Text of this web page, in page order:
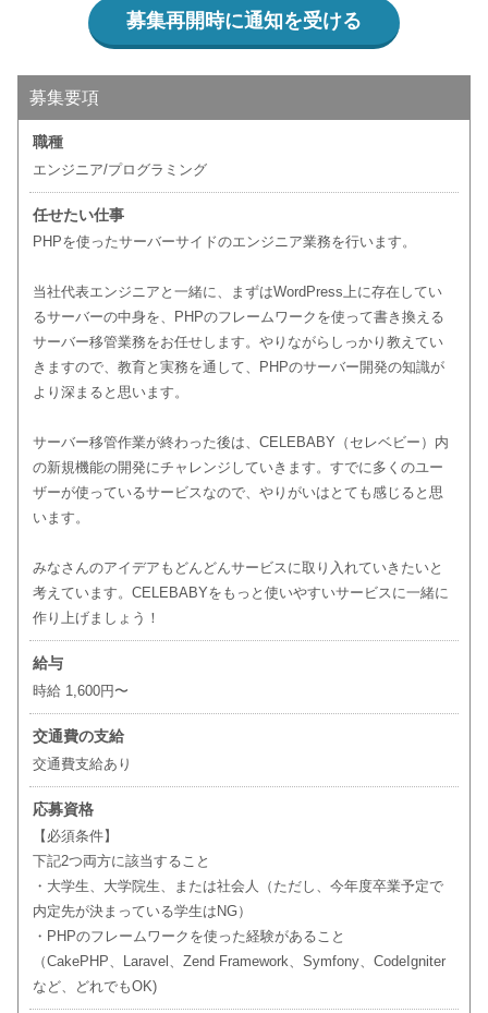
募集再開時に通知を受ける
募集要項
職種
エンジニア/プログラミング
任せたい仕事
PHPを使ったサーバーサイドのエンジニア業務を行います。
当社代表エンジニアと一緒に、まずはWordPress上に存在してい
るサーバーの中身を、PHPのフレームワークを使って書き換える
サーバー移管業務をお任せします。やりながらしっかり教えてい
きますので、教育と実務を通して、PHPのサーバー開発の知識が
より深まると思います。
サーバー移管作業が終わった後は、CELEBABY（セレベビー）内
の新規機能の開発にチャレンジしていきます。すでに多くのユー
ザーが使っているサービスなので、やりがいはとても感じると思
います。
みなさんのアイデアもどんどんサービスに取り入れていきたいと
考えています。CELEBABYをもっと使いやすいサービスに一緒に
作り上げましょう！
給与
時給 1,600円〜
交通費の支給
交通費支給あり
応募資格
【必須条件】
下記2つ両方に該当すること
・大学生、大学院生、または社会人（ただし、今年度卒業予定で
内定先が決まっている学生はNG）
・PHPのフレームワークを使った経験があること
（CakePHP、Laravel、Zend Framework、Symfony、CodeIgniter
など、どれでもOK)